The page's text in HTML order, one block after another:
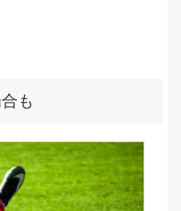
も